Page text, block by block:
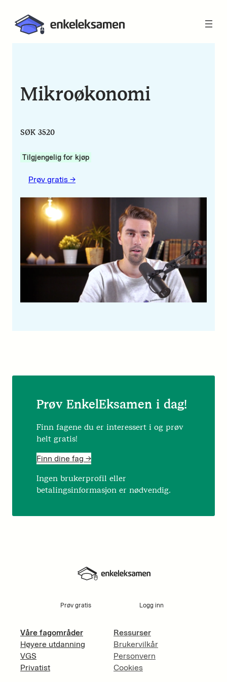
Mikroøkonomi
SØK 3520
Tilgjengelig for kjøp
Prøv gratis ->
Prøv EnkelEksamen i dag!
Finn fagene du er interessert i og prøv
helt gratis!
Finn dine fag ->
Ingen brukerprofil eller
betalingsinformasjon er nødvendig.
Prøv gratis Logg inn
Våre fagområder
Høyere utdanning
VGS
Privatist
Ressurser
Brukervilkår
Personvern
Cookies